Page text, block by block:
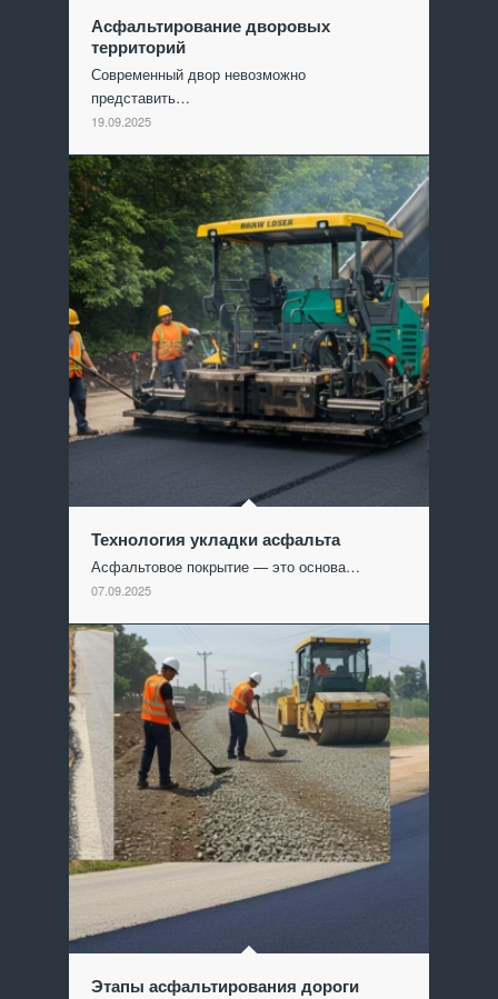
Асфальтирование дворовых
территорий
Современный двор невозможно
представить…
19.09.2025
Технология укладки асфальта
Асфальтовое покрытие — это основа…
07.09.2025
Этапы асфальтирования дороги